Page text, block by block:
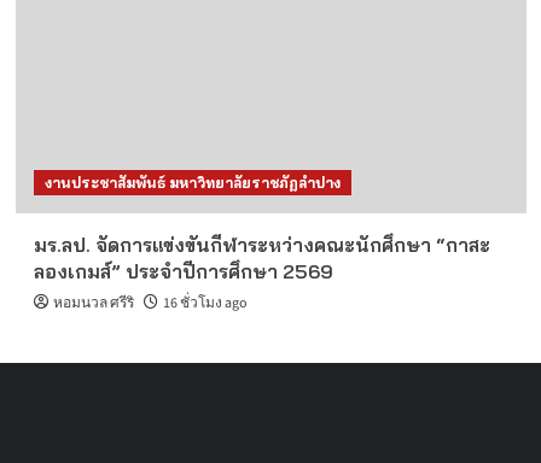
งานประชาสัมพันธ์ มหาวิทยาลัยราชภัฏลำปาง
มร.ลป. จัดการแข่งขันกีฬาระหว่างคณะนักศึกษา “กาสะ
ลองเกมส์” ประจำปีการศึกษา 2569
หอมนวล ศรีริ 16 ชั่วโมง ago